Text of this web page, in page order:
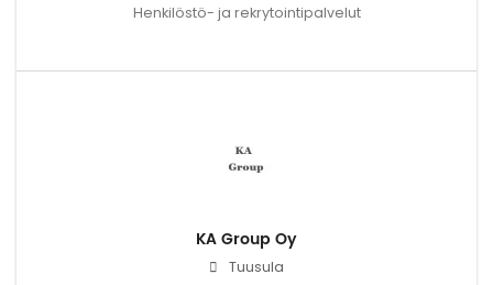
Henkilöstö- ja rekrytointipalvelut
KA Group Oy
Tuusula